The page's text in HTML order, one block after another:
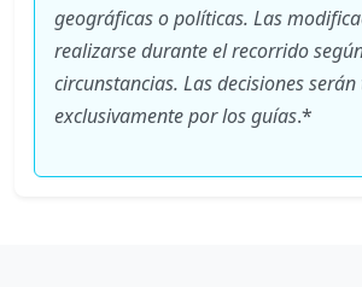
geográficas o políticas. Las
realizarse durante el recorrido
circunstancias. Las decisiones
exclusivamente por los guías.*